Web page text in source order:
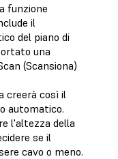
funzione
il
del piano di
una
(Scansiona)
creerà così il
automatico.
l'altezza della
se il
cavo o meno.